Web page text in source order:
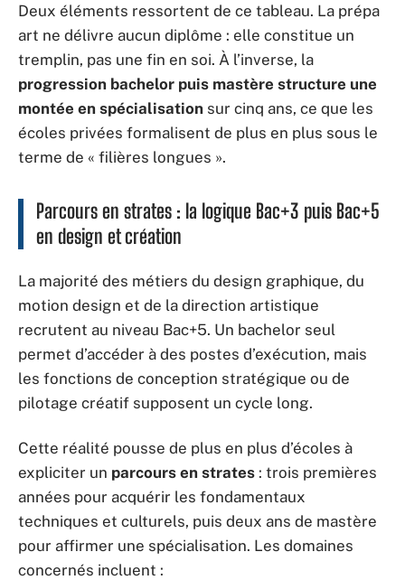
Deux éléments ressortent de ce tableau. La prépa
art ne délivre aucun diplôme : elle constitue un
tremplin, pas une fin en soi. À l’inverse, la
progression bachelor puis mastère structure une
montée en spécialisation sur cinq ans, ce que les
écoles privées formalisent de plus en plus sous le
terme de « filières longues ».
Parcours en strates : la logique Bac+3 puis Bac+5
en design et création
La majorité des métiers du design graphique, du
motion design et de la direction artistique
recrutent au niveau Bac+5. Un bachelor seul
permet d’accéder à des postes d’exécution, mais
les fonctions de conception stratégique ou de
pilotage créatif supposent un cycle long.
Cette réalité pousse de plus en plus d’écoles à
expliciter un parcours en strates : trois premières
années pour acquérir les fondamentaux
techniques et culturels, puis deux ans de mastère
pour affirmer une spécialisation. Les domaines
concernés incluent :